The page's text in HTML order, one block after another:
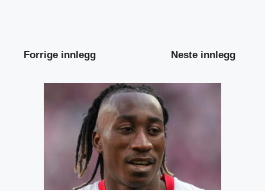
Forrige innlegg Neste innlegg